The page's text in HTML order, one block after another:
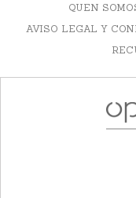
QUEN
AVISO LEGAL Y